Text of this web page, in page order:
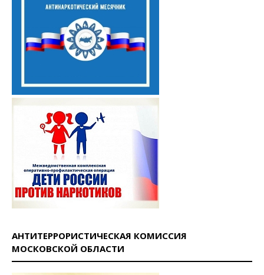
АНТИТЕРРОРИСТИЧЕСКАЯ КОМИССИЯ
МОСКОВСКОЙ ОБЛАСТИ